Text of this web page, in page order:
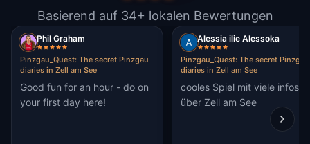
Basierend auf 34+ lokalen Bewertungen
Phil Graham
Pinzgau_Quest: The secret Pinzgau
diaries in Zell am See
Good fun for an hour - do on
your first day here!
Alessia ilie Alessoka
Pinzgau_Quest: The secret Pinzgau
diaries in Zell am See
cooles Spiel mit viele infos
über Zell am See